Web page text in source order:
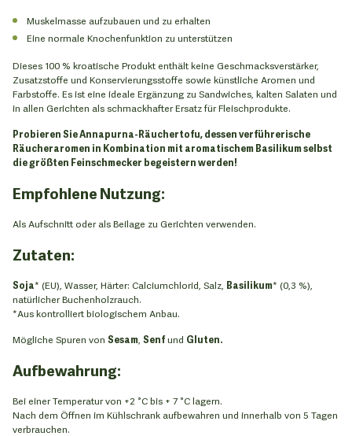
Muskelmasse aufzubauen und zu erhalten
Eine normale Knochenfunktion zu unterstützen
Dieses 100 % kroatische Produkt enthält keine Geschmacksverstärker,
Zusatzstoffe und Konservierungsstoffe sowie künstliche Aromen und
Farbstoffe. Es ist eine ideale Ergänzung zu Sandwiches, kalten Salaten und
in allen Gerichten als schmackhafter Ersatz für Fleischprodukte.
Probieren Sie Annapurna-Räuchertofu, dessen verführerische
Räucheraromen in Kombination mit aromatischem Basilikum selbst
die größten Feinschmecker begeistern werden!
Empfohlene Nutzung:
Als Aufschnitt oder als Beilage zu Gerichten verwenden.
Zutaten:
Soja* (EU), Wasser, Härter: Calciumchlorid, Salz, Basilikum* (0,3 %),
natürlicher Buchenholzrauch.
*Aus kontrolliert biologischem Anbau.
Mögliche Spuren von Sesam Senfund Gluten.
Aufbewahrung:
Bei einer Temperatur von +2 °C bis + 7 °C lagern.
Nach dem Öffnen im Kühlschrank aufbewahren und innerhalb von 5 Tagen
verbrauchen.